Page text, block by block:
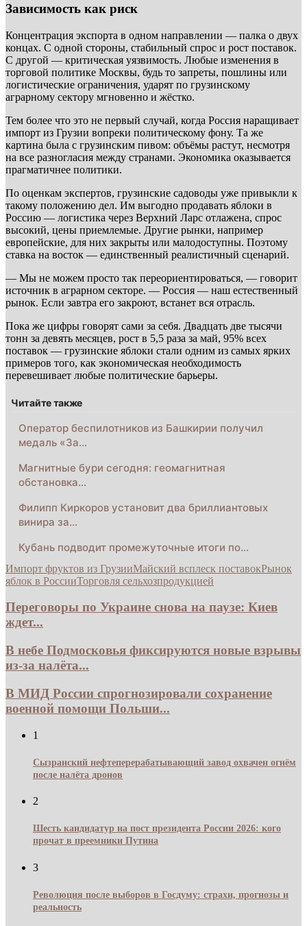
Зависимость как риск
Концентрация экспорта в одном направлении — палка о двух
концах. С одной стороны, стабильный спрос и рост поставок.
С другой — критическая уязвимость. Любые изменения в
торговой политике Москвы, будь то запреты, пошлины или
логистические ограничения, ударят по грузинскому
аграрному сектору мгновенно и жёстко.
Тем более что это не первый случай, когда Россия наращивает
импорт из Грузии вопреки политическому фону. Та же
картина была с грузинским пивом: объёмы растут, несмотря
на все разногласия между странами. Экономика оказывается
прагматичнее политики.
По оценкам экспертов, грузинские садоводы уже привыкли к
такому положению дел. Им выгодно продавать яблоки в
Россию — логистика через Верхний Ларс отлажена, спрос
высокий, цены приемлемые. Другие рынки, например
европейские, для них закрыты или малодоступны. Поэтому
ставка на восток — единственный реалистичный сценарий.
— Мы не можем просто так переориентироваться, — говорит
источник в аграрном секторе. — Россия — наш естественный
рынок. Если завтра его закроют, встанет вся отрасль.
Пока же цифры говорят сами за себя. Двадцать две тысячи
тонн за девять месяцев, рост в 5,5 раза за май, 95% всех
поставок — грузинские яблоки стали одним из самых ярких
примеров того, как экономическая необходимость
перевешивает любые политические барьеры.
Читайте также
Оператор беспилотников из Башкирии получил
медаль «За…
Магнитные бури сегодня: геомагнитная
обстановка…
Филипп Киркоров установит два бриллиантовых
винира за…
Кубань подводит промежуточные итоги по…
Импорт фруктов из ГрузииМайский всплеск поставокРынок
яблок в РоссииТорговля сельхозпродукцией
Переговоры по Украине снова на паузе: Киев
ждет...
В небе Подмосковья фиксируются новые взрывы
из-за налёта...
В МИД России спрогнозировали сохранение
военной помощи Польши...
1
Сызранский нефтеперерабатывающий завод охвачен огнём
после налёта дронов
2
Шесть кандидатур на пост президента России 2026: кого
прочат в преемники Путина
3
Революция после выборов в Госдуму: страхи, прогнозы и
реальность